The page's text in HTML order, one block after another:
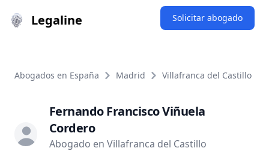
Legaline Solicitar abogado
Abogados en España Madrid Villafranca del Castillo
Fernando Francisco Viñuela
Cordero
Abogado en Villafranca del Castillo